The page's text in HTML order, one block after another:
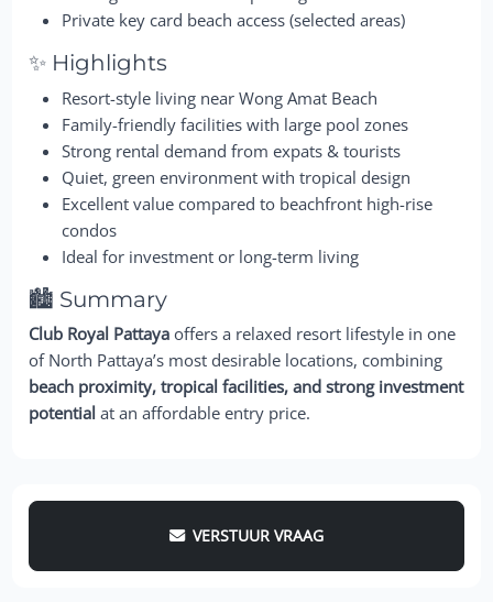
Private key card beach access (selected areas)
✨ Highlights
Resort-style living near Wong Amat Beach
Family-friendly facilities with large pool zones
Strong rental demand from expats & tourists
Quiet, green environment with tropical design
Excellent value compared to beachfront high-rise
condos
Ideal for investment or long-term living
🏙️ Summary
Club Royal Pattaya offers a relaxed resort lifestyle in one
of North Pattaya’s most desirable locations, combining
beach proximity, tropical facilities, and strong investment
potential at an affordable entry price.
VERSTUUR VRAAG